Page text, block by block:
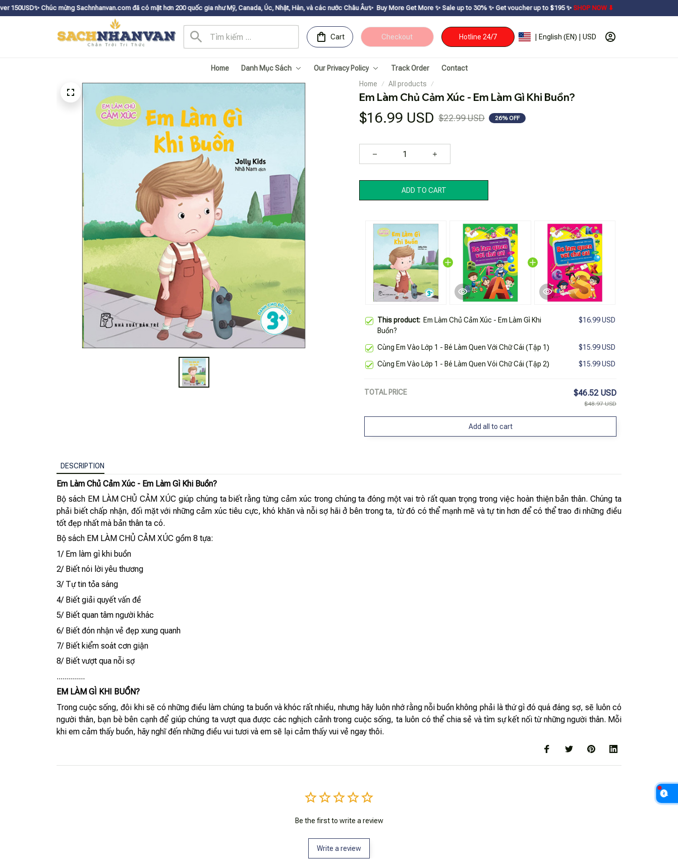
mừng Sachnhanvan.com đã có mặt hơn 200 quốc gia như Mỹ, Canada, Úc, Nhật, Hàn, và các nước Châu Âu✨ Buy More Get Moreㅤ ✨ㅤ Sale up to 30% ㅤ✨ㅤ Get voucher up to $195ㅤ ✨ㅤSHOP NOW ⬇
Cart Checkout Hotline 24/7 | English (EN) | USD
Home Danh Mục Sách Our Privacy Policy Track Order
Contact
Home
All products
Em Làm Chủ Cảm Xúc - Em Làm Gì Khi Buồn?
$16.99 USD $22.99 USD 26% OFF
ADD TO CART
This product: Em Làm Chủ Cảm Xúc - Em Làm Gì Khi
Buồn?
$16.99 USD
Cùng Em Vào Lớp 1 - Bé Làm Quen Với Chữ Cái (Tập 1) $15.99 USD
Cùng Em Vào Lớp 1 - Bé Làm Quen Vói Chữ Cái (Tập 2) $15.99 USD
TOTAL PRICE $46.52 USD
$48.97 USD
Add all to cart
DESCRIPTION
Em Làm Chủ Cảm Xúc - Em Làm Gì Khi Buồn?
Bộ sách EM LÀM CHỦ CẢM XÚC giúp chúng ta biết rằng từng cảm xúc trong chúng ta đóng một vai trò rất quan trọng trong việc hoàn thiện bản thân. Chúng ta
phải biết chấp nhận, đối mặt với những cảm xúc tiêu cực, khó khăn và nỗi sợ hãi ở bên trong ta, từ đó có thể mạnh mẽ và tự tin hơn để có thể trao đi những điều
tốt đẹp nhất mà bản thân ta có.
Bộ sách EM LÀM CHỦ CẢM XÚC gồm 8 tựa:
1/ Em làm gì khi buồn
2/ Biết nói lời yêu thương
3/ Tự tin tỏa sáng
4/ Biết giải quyết vấn đề
5/ Biết quan tâm người khác
6/ Biết đón nhận vẻ đẹp xung quanh
7/ Biết kiểm soát cơn giận
8/ Biết vượt qua nỗi sợ
..............
EM LÀM GÌ KHI BUỒN?
Trong cuộc sống, đôi khi sẽ có những điều làm chúng ta buồn và khóc rất nhiều, nhưng hãy luôn nhớ rằng nỗi buồn không phải là thứ gì đó quá đáng sợ, sẽ luôn có
người thân, bạn bè bên cạnh để giúp chúng ta vượt qua được các nghịch cảnh trong cuộc sống, ta luôn có thể chia sẻ và tìm sự kết nối từ những người thân. Mỗi
khi em cảm thấy buồn, hãy nghĩ đến những điều vui tươi và em sẽ lại cảm thấy vui vẻ ngay thôi.
Be the first to write a review
Write a review